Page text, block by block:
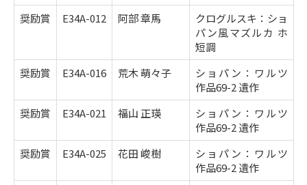
奨励賞
E34A-012 阿部 章馬
クログルスキ：ショ
パン風マズルカ ホ
短調
奨励賞
E34A-016 荒木 萌々子
ショパン：ワルツ
作品69-2 遺作
奨励賞
E34A-021 福山 正瑛
ショパン：ワルツ
作品69-2 遺作
奨励賞
E34A-025 花田 峻樹
ショパン：ワルツ
作品69-2 遺作